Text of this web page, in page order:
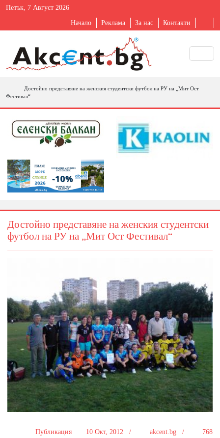
Петък, 7 Август 2026
Начало Реклама За нас Контакти
Достойно представяне на женския студентски футбол на РУ на „Мит Ост
Фестивал“
Достойно представяне на женския студентски
футбол на РУ на „Мит Ост Фестивал“
Публикация 10 Окт, 2012 / akcent.bg / 768